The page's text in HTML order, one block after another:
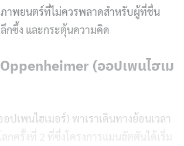
าพยนตร์ที่ไม่ควรพลาดสำหรับผู้ที่ชื่น
ซึ้ง และกระตุ้นความคิด
(ออปเพนไฮเม
ปเพนไฮเมอร์) พาเราเดินทางย้อนเวลา
กครั้งที่ 2 ที่ซึ่งโครงการแมนฮัตตันได้เริ่ม